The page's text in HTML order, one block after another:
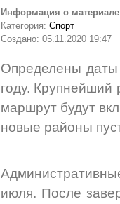
Информация о материале
Категория: Спорт
Создано: 05.11.2020 19:47
Определены
году. Крупнейший
маршрут будут
новые районы
июля. После